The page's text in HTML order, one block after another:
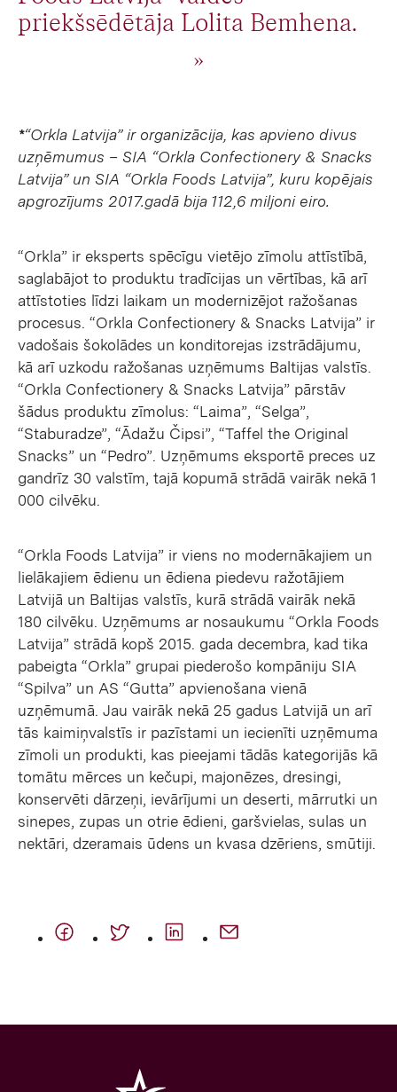
priekšsēdētāja Lolita Bemhena.
*“Orkla Latvija” ir organizācija, kas apvieno divus
uzņēmumus – SIA “Orkla Confectionery & Snacks
Latvija”un SIA “Orkla Foods Latvija”, kuru kopējais
apgrozījums 2017.gadā bija 112,6 miljoni eiro.
“Orkla” ir eksperts spēcīgu vietējo zīmolu attīstībā,
saglabājot to produktu tradīcijas un vērtības, kā arī
attīstoties līdzi laikam un modernizējot ražošanas
procesus. “Orkla Confectionery & Snacks Latvija” ir
vadošais šokolādes un konditorejas izstrādājumu,
kā arī uzkodu ražošanas uzņēmums Baltijas valstīs.
“Orkla Confectionery & Snacks Latvija” pārstāv
šādus produktu zīmolus: “Laima”, “Selga”,
“Staburadze”, “Ādažu Čipsi”, “Taffel the Original
Snacks” un “Pedro”. Uzņēmums eksportē preces uz
gandrīz 30 valstīm, tajā kopumā strādā vairāk nekā 1
000 cilvēku.
“Orkla Foods Latvija” ir viens no modernākajiem un
lielākajiem ēdienu un ēdiena piedevu ražotājiem
Latvijā un Baltijas valstīs, kurā strādā vairāk nekā
180 cilvēku. Uzņēmums ar nosaukumu “Orkla Foods
Latvija” strādā kopš 2015. gada decembra, kad tika
pabeigta “Orkla” grupai piederošo kompāniju SIA
“Spilva” un AS “Gutta” apvienošana vienā
uzņēmumā. Jau vairāk nekā 25 gadus Latvijā un arī
tās kaimiņvalstīs ir pazīstami un iecienīti uzņēmuma
zīmoli un produkti, kas pieejami tādās kategorijās kā
tomātu mērces un kečupi, majonēzes, dresingi,
konservēti dārzeņi, ievārījumi un deserti, mārrutki un
sinepes, zupas un otrie ēdieni, garšvielas, sulas un
nektāri, dzeramais ūdens un kvasa dzēriens, smūtiji.